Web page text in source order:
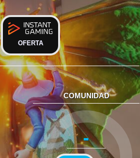
OFERTA
COMUNIDAD
-